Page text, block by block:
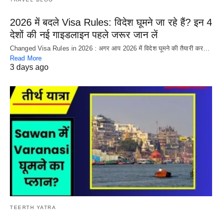
2026 में बदले Visa Rules: विदेश घूमने जा रहे हैं? इन 4
देशों की नई गाइडलाइन पहले जरूर जान लें
Changed Visa Rules in 2026 : अगर आप 2026 में विदेश घूमने की तैयारी कर…
Read More
3 days ago
TEERTH YATRA